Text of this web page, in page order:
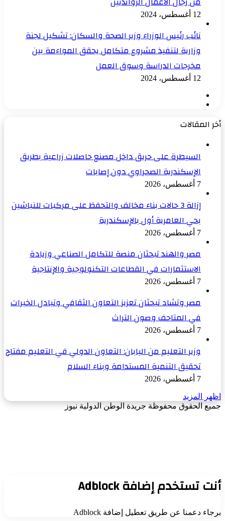
12 أغسطس، 2024
نائب رئيس الوزراء وزير الصحة والسكان: تشكيل لجنة
وزارية لتنفيذ مشروع متكامل يحقق المواءمة بين
مخرجات الدراسة وسوق العمل
12 أغسطس، 2024
أخر المقالات
السيطرة على حريق داخل مصنع حاصلات زراعية بطريق
الإسكندرية الصحراوي دون إصابات
7 أغسطس، 2026
إزالة 3 حالات بناء مخالف والتحفظ على مركبات للنباشين
بحي العامرية أول بالإسكندرية
7 أغسطس، 2026
مصر والهند تبحثان منصة للتكامل الصناعي وزيادة
الاستثمارات في القطاعات التكنولوجية والإنتاجية
7 أغسطس، 2026
مصر وتشاد تبحثان تعزيز التعاون الثقافي وتبادل الخبرات
في المتاحف وصون التراث
7 أغسطس، 2026
وزير التعليم من اليابان: التعاون الدولي في التعليم مفتاح
تحقيق التنمية المستدامة وبناء السلام
7 أغسطس، 2026
اظهر المزيد
جميع الحقوق محفوظة جريدة الوطن الدولية نيوز
أنت تستخدم إضافة Adblock
برجاء دعمنا عن طريق تعطيل إضافة Adblock